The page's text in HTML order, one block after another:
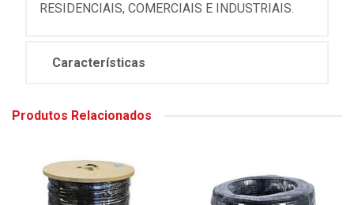
RESIDENCIAIS, COMERCIAIS E INDUSTRIAIS.
Características
Produtos Relacionados